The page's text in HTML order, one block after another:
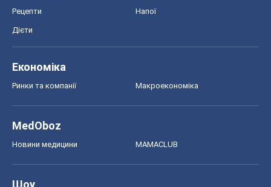
Рецепти Напої
Дієти
Економіка
Ринки та компанії Макроекономіка
MedOboz
Новини медицини MAMACLUB